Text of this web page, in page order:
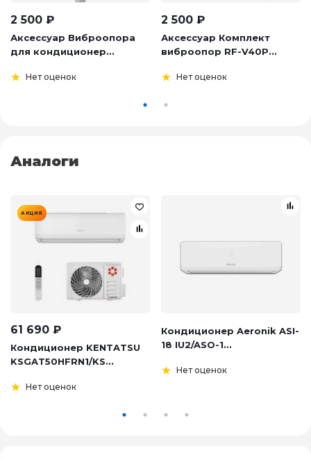
2 500 ₽
Аксессуар Виброопора
для кондиционер...
Нет оценок
2 500 ₽
Аксессуар Комплект
виброопор RF-V40P...
Нет оценок
Аналоги
АКЦИЯ
61 690 ₽
Кондиционер KENTATSU
KSGAT50HFRN1/KS...
Нет оценок
Кондиционер Aeronik ASI-
18 IU2/ASO-1...
Нет оценок